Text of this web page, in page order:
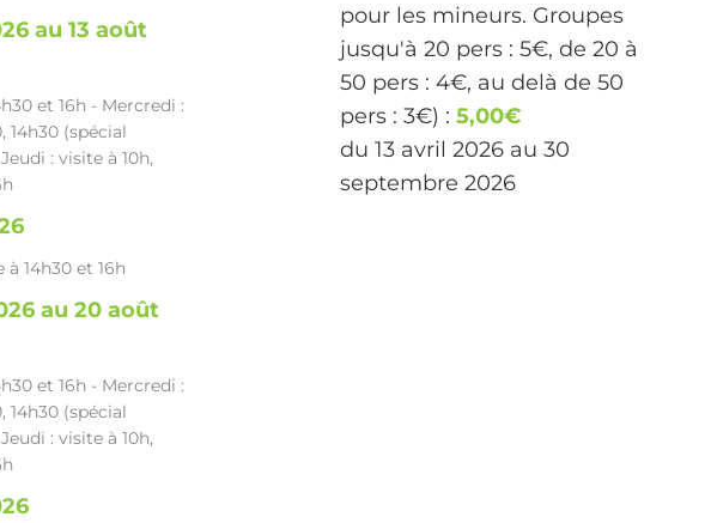
au 13 août
et 16h - Mercredi :
14h30 (spécial
: visite à 10h,
14h30 et 16h
au 20 août
et 16h - Mercredi :
14h30 (spécial
: visite à 10h,
pour les mineurs. Groupes
jusqu'à 20 pers : 5€, de 20 à
50 pers : 4€, au delà de 50
pers : 3€) :5,00€
du 13 avril 2026 au 30
septembre 2026